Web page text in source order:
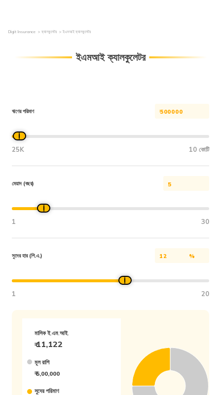
Digit Insurance ক্যালকুলেটর ইএমআই ক্যালকুলেটর
ইএমআই ক্যালকুলেটর
ঋণের পরিমাণ
25K 10 কোটি
মেয়াদ (বছর)
1 30
সুদের হার (পি.এ.) %
1 20
মাসিক ই.এম.আই.
₹11,122
মূল রাশি
₹ 5,00,000
সুদের পরিমাণ